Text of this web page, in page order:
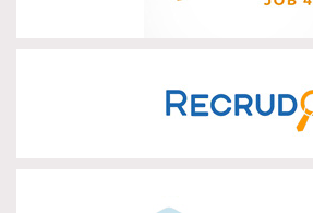
zur Partnerseite